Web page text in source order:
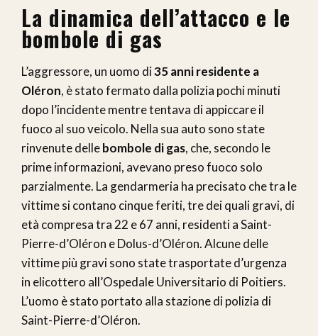
La dinamica dell’attacco e le
bombole di gas
L’aggressore, un uomo di35 anni residente a
Oléron, è stato fermato dalla polizia pochi minuti
dopo l’incidente mentre tentava di appiccare il
fuoco al suo veicolo. Nella sua auto sono state
rinvenute dellebombole di gas, che, secondo le
prime informazioni, avevano preso fuoco solo
parzialmente. La gendarmeria ha precisato che tra le
vittime si contano cinque feriti, tre dei quali gravi, di
età compresa tra 22 e 67 anni, residenti a Saint-
Pierre-d’Oléron e Dolus-d’Oléron. Alcune delle
vittime più gravi sono state trasportate d’urgenza
in elicottero all’Ospedale Universitario di Poitiers.
L’uomo è stato portato alla stazione di polizia di
Saint-Pierre-d’Oléron.